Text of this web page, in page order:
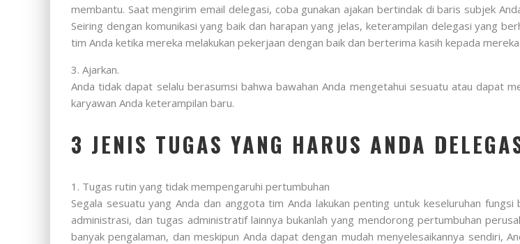
membantu. Saat mengirim email delegasi, coba gunakan ajakan bertindak di baris subjek
Seiring dengan komunikasi yang baik dan harapan yang jelas, keterampilan delegasi yang
tim Anda ketika mereka melakukan pekerjaan dengan baik dan berterima kasih kepada mereka.
3. Ajarkan.
Anda tidak dapat selalu berasumsi bahwa bawahan Anda mengetahui sesuatu atau dapat
karyawan Anda keterampilan baru.
3 JENIS TUGAS YANG HARUS ANDA
1. Tugas rutin yang tidak mempengaruhi pertumbuhan
Segala sesuatu yang Anda dan anggota tim Anda lakukan penting untuk keseluruhan
administrasi, dan tugas administratif lainnya bukanlah yang mendorong pertumbuhan
banyak pengalaman, dan meskipun Anda dapat dengan mudah menyelesaikannya sendiri,